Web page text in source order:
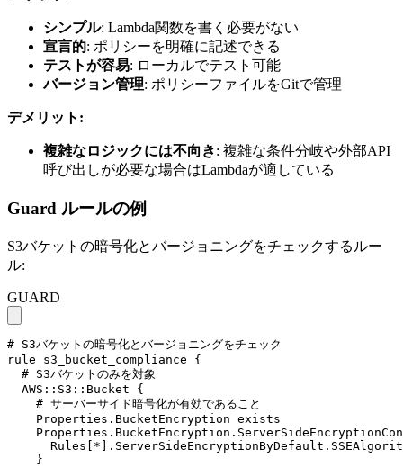
シンプル: Lambda関数を書く必要がない
宣言的: ポリシーを明確に記述できる
テストが容易: ローカルでテスト可能
バージョン管理: ポリシーファイルをGitで管理
デメリット:
複雑なロジックには不向き: 複雑な条件分岐や外部API
呼び出しが必要な場合はLambdaが適している
Guard ルールの例
S3バケットの暗号化とバージョニングをチェックするルー
ル:
GUARD
# S3バケットの暗号化とバージョニングをチェック
rule s3_bucket_compliance {
  # S3バケットのみを対象
  AWS::S3::Bucket {
    # サーバーサイド暗号化が有効であること
    Properties.BucketEncryption exists
    }